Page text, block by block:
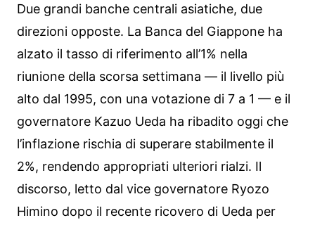
Due grandi banche centrali asiatiche, due
direzioni opposte. La Banca del Giappone ha
alzato il tasso di riferimento all’1% nella
riunione della scorsa settimana — il livello più
alto dal 1995, con una votazione di 7 a 1 — e il
governatore Kazuo Ueda ha ribadito oggi che
l’inflazione rischia di superare stabilmente il
2%, rendendo appropriati ulteriori rialzi. Il
discorso, letto dal vice governatore Ryozo
Himino dopo il recente ricovero di Ueda per